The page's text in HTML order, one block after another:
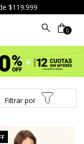
$249.999
0
Filtrar por